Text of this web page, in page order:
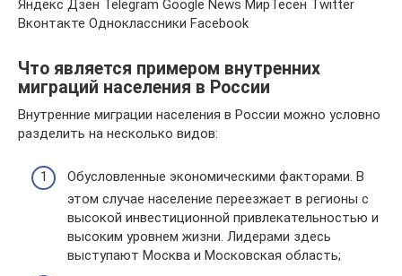
Яндекс Дзен Telegram Google News МирТесен Twitter
Вконтакте Одноклассники Facebook
Что является примером внутренних
миграций населения в России
Внутренние миграции населения в России можно условно
разделить на несколько видов:
Обусловленные экономическими факторами. В
этом случае население переезжает в регионы с
высокой инвестиционной привлекательностью и
высоким уровнем жизни. Лидерами здесь
выступают Москва и Московская область;